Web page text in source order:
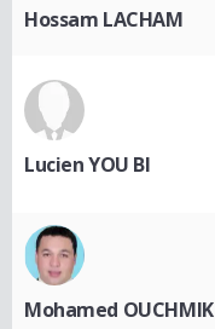
Hossam LACHAM
Lucien YOU BI
Mohamed OUCHMIK